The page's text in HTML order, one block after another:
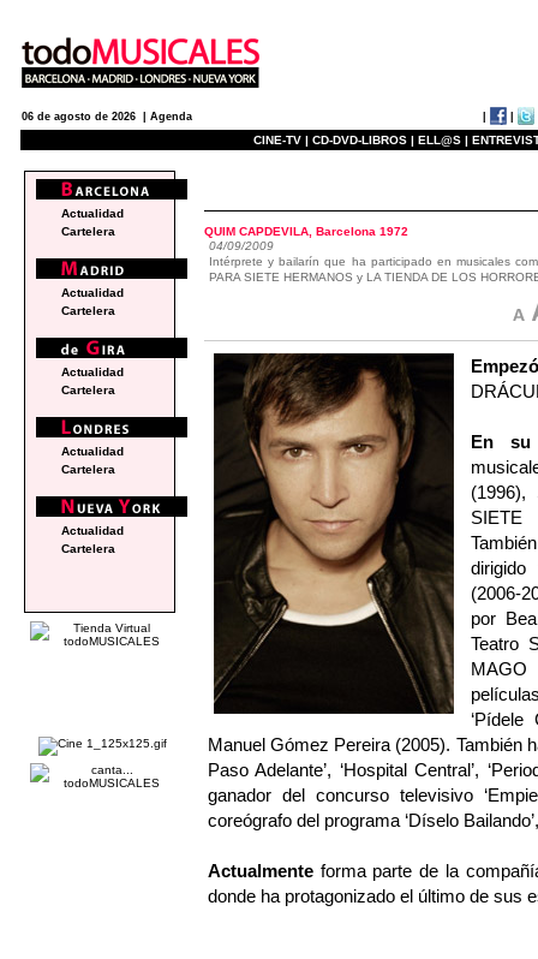
06 de agosto de 2026 | Agenda
CINE-TV | CD-DVD-LIBROS | ELL@S |
QUIM CAPDEVILA, Barcelona 1972
04/09/2009
Intérprete y bailarín que ha participado en musicales
PARA SIETE HERMANOS y LA TIENDA DE LOS
En su
(1996),
SIETE
dirigido
(2006-
por
Teatro
Manuel Gómez Pereira (2005). También
Paso Adelante’, ‘Hospital Central’,
ganador del concurso televisivo
coreógrafo del programa ‘Díselo
Actualmente forma parte de la
donde ha protagonizado el último de sus
Actualidad
Cartelera
Actualidad
Cartelera
Actualidad
Cartelera
Actualidad
Cartelera
Actualidad
Cartelera